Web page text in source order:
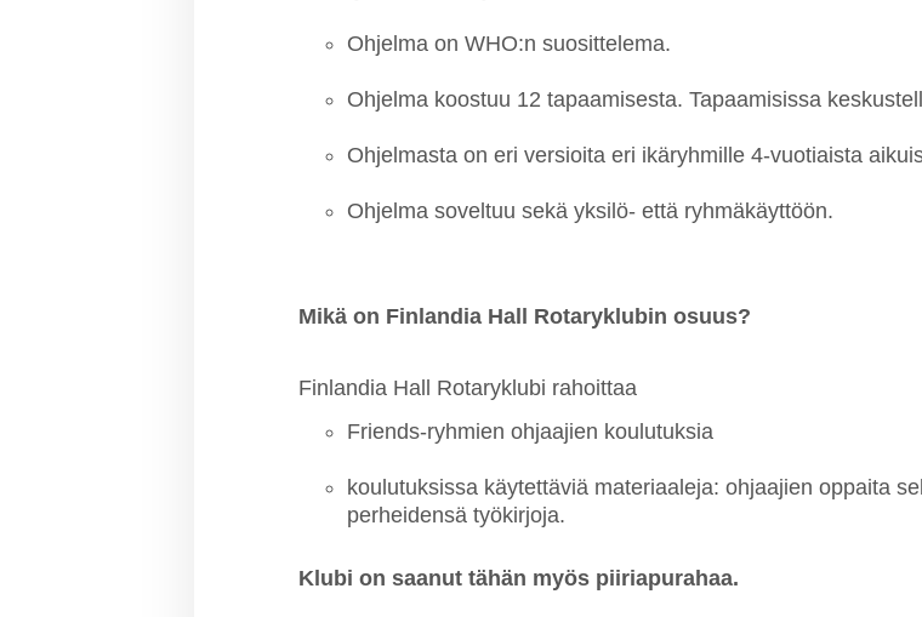
Ohjelma on WHO:n suosittelema.
Ohjelma koostuu 12 tapaamisesta. Tapaamisissa
Ohjelmasta on eri versioita eri ikäryhmille 4-vuotiaista
Ohjelma soveltuu sekä yksilö- että ryhmäkäyttöön.
Mikä on Finlandia Hall Rotaryklubin osuus?
Finlandia Hall Rotaryklubi rahoittaa
Friends-ryhmien ohjaajien koulutuksia
koulutuksissa käytettäviä materiaaleja: ohjaajien oppaita
perheidensä työkirjoja.
Klubi on saanut tähän myös piiriapurahaa.